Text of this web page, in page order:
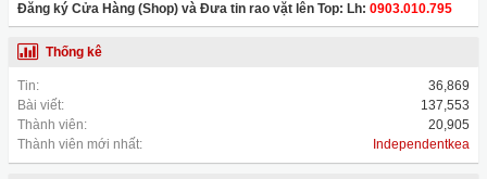
Đăng ký Cửa Hàng (Shop) và Đưa tin rao vặt lên Top: Lh: 0903.010.795
Thống kê
Tin:
36,869
Bài viết:
137,553
Thành viên:
20,905
Thành viên mới nhất:
Independentkea